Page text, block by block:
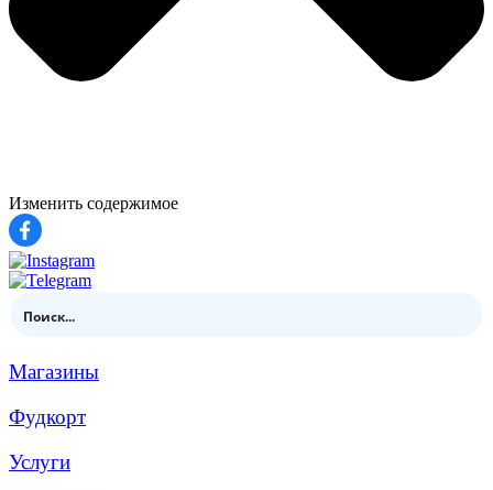
Изменить содержимое
Магазины
Фудкорт
Услуги